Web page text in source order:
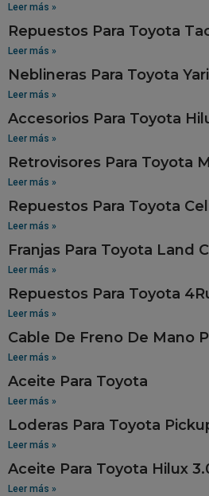
Leer más »
Repuestos Para Toyota
Leer más »
Neblineras Para Toyota
Leer más »
Accesorios Para Toyota
Leer más »
Retrovisores Para Toyota
Leer más »
Repuestos Para Toyota
Leer más »
Franjas Para Toyota Land
Leer más »
Repuestos Para Toyota
Leer más »
Cable De Freno De Mano
Leer más »
Aceite Para Toyota
Leer más »
Loderas Para Toyota
Leer más »
Aceite Para Toyota Hilux
Leer más »